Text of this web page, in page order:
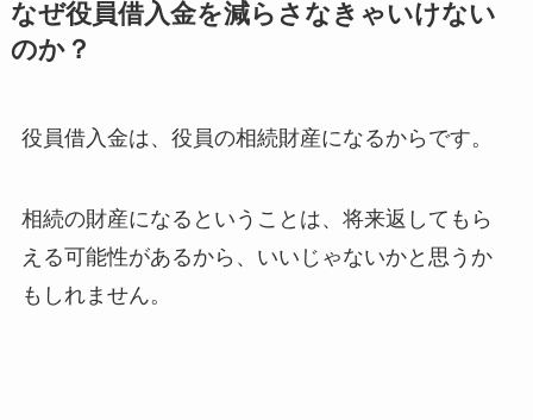
なぜ役員借入金を減らさなきゃいけない
のか？
役員借入金は、役員の相続財産になるからです。
相続の財産になるということは、将来返してもら
える可能性があるから、いいじゃないかと思うか
もしれません。